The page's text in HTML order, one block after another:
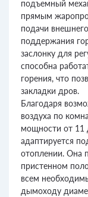
подъемный
прямым
подачи
поддержания
заслонку для
способна
горения, что
закладки дров.
Благодаря
воздуха по
мощности от 11
адаптируется
отоплении. Она
пристенном
всем
дымоходу